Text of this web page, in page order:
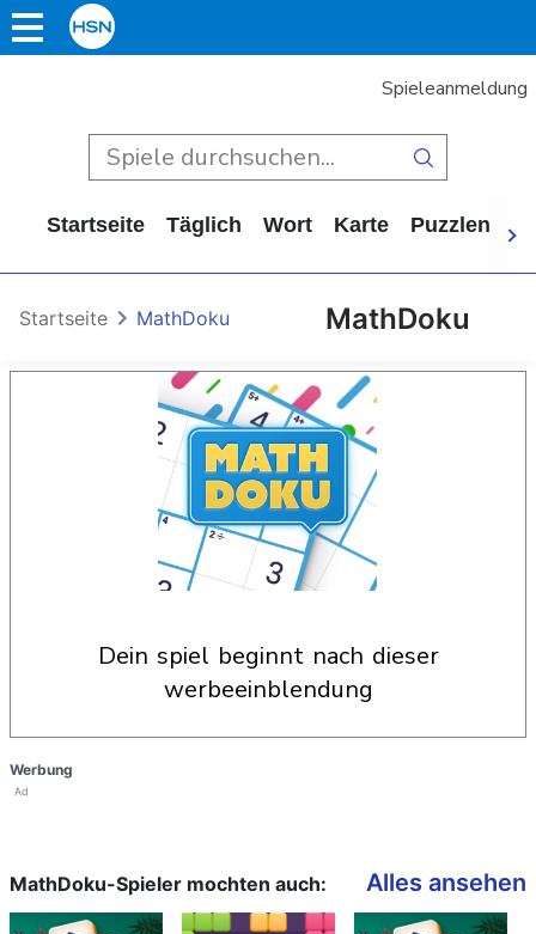
Spieleanmeldung
Startseite Täglich Wort Karte Puzzlen
MathDoku
Startseite MathDoku
dein spiel beginnt nach dieser
werbeeinblendung
Werbung
Ad
MathDoku-Spieler mochten auch: Alles ansehen